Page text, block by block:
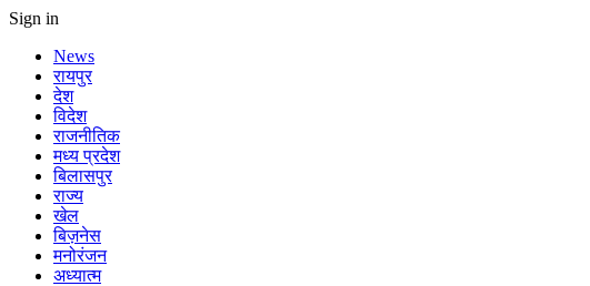
Sign in
News
रायपुर
देश
विदेश
राजनीतिक
मध्य प्रदेश
बिलासपुर
राज्य
खेल
बिज़नेस
मनोरंजन
अध्यात्म